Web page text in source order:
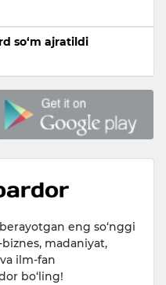
so‘m ajratildi
eng so‘nggi
madaniyat,
ilm-fan
bo‘ling!